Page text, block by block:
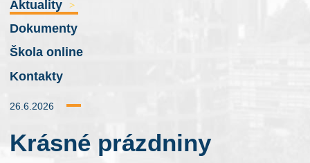
Aktuality
>
Dokumenty
Škola online
Kontakty
26.6.2026
Krásné prázdniny